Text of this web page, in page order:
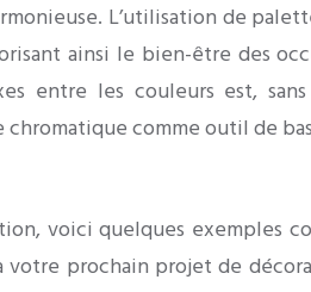
L’utilisation de
ainsi le bien-être des
entre les couleurs est,
comme outil de
voici quelques exemples
prochain projet de